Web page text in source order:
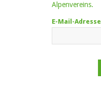
Alpenvereins.
E-Mail-Adresse